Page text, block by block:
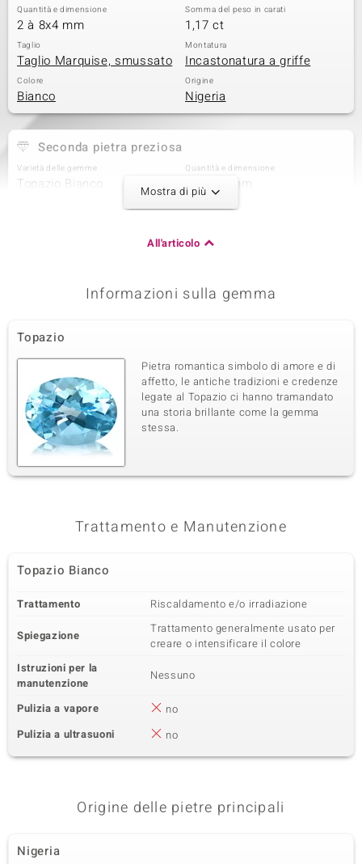
Quantità e dimensione
2 à 8x4 mm
Somma del peso in carati
1,17 ct
Taglio
Taglio Marquise, smussato
Montatura
Incastonatura a griffe
Colore
Bianco
Origine
Nigeria
Seconda pietra preziosa
Varietà delle gemme
Topazio Bianco
Quantità e dimensione
2 à 6x3 mm
Origine
Topazio Bianco
Somma del peso in carati
0,309 ct
Taglio
Taglio Marquise
Montatura
Incastonatura a griffe
Origine
Nigeria
Mostra di più
All'articolo
Informazioni sulla gemma
Topazio
Pietra romantica simbolo di amore e di
affetto, le antiche tradizioni e credenze
legate al Topazio ci hanno tramandato
una storia brillante come la gemma
stessa.
Trattamento e Manutenzione
Topazio Bianco
Trattamento Riscaldamento e/o irradiazione
Spiegazione
Trattamento generalmente usato per
creare o intensificare il colore
Istruzioni per la
manutenzione
Nessuno
Pulizia a vapore
no
Pulizia a ultrasuoni
no
Origine delle pietre principali
Nigeria